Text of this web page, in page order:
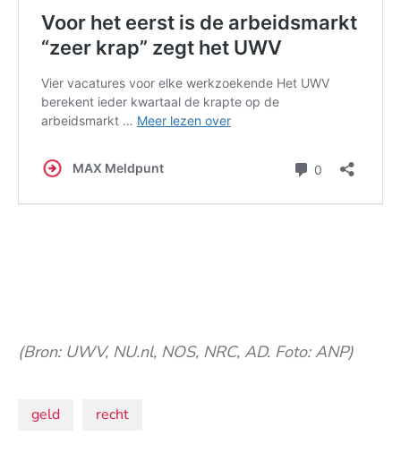
(Bron: UWV, NU.nl, NOS, NRC, AD. Foto: ANP)
Onderwerpen:
geld recht